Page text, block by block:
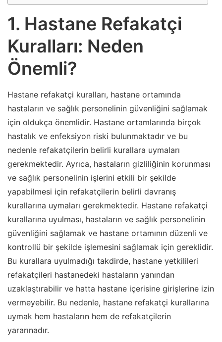
1. Hastane Refakatçi
Kuralları: Neden
Önemli?
Hastane refakatçi kuralları, hastane ortamında
hastaların ve sağlık personelinin güvenliğini sağlamak
için oldukça önemlidir. Hastane ortamlarında birçok
hastalık ve enfeksiyon riski bulunmaktadır ve bu
nedenle refakatçilerin belirli kurallara uymaları
gerekmektedir. Ayrıca, hastaların gizliliğinin korunması
ve sağlık personelinin işlerini etkili bir şekilde
yapabilmesi için refakatçilerin belirli davranış
kurallarına uymaları gerekmektedir. Hastane refakatçi
kurallarına uyulması, hastaların ve sağlık personelinin
güvenliğini sağlamak ve hastane ortamının düzenli ve
kontrollü bir şekilde işlemesini sağlamak için gereklidir.
Bu kurallara uyulmadığı takdirde, hastane yetkilileri
refakatçileri hastanedeki hastaların yanından
uzaklaştırabilir ve hatta hastane içerisine girişlerine izin
vermeyebilir. Bu nedenle, hastane refakatçi kurallarına
uymak hem hastaların hem de refakatçilerin
yararınadır.